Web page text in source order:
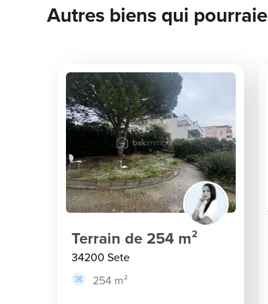
Autres biens qui
Terrain de 254 m²
34200 Sete
254 m²